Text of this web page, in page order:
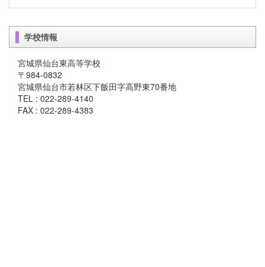
学校情報
宮城県仙台東高等学校
〒984-0832
宮城県仙台市若林区下飯田字高野東70番地
TEL : 022-289-4140
FAX : 022-289-4383